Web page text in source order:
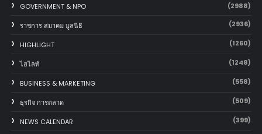
GOVERNMENT & NPO (2988)
ราชการ สมาคม มูลนิธิ (2936)
HIGHLIGHT (1260)
ไฮไลท์ (1248)
BUSINESS & MARKETING (558)
ธุรกิจ การตลาด (509)
NEWS CALENDAR (399)